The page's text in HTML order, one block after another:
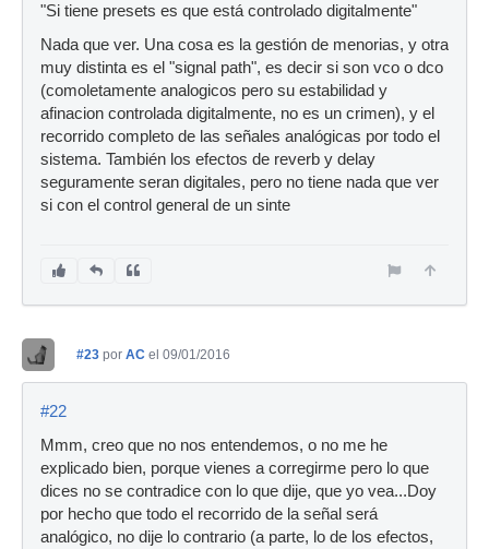
"Si tiene presets es que está controlado digitalmente"
Nada que ver. Una cosa es la gestión de menorias, y otra
muy distinta es el "signal path", es decir si son vco o dco
(comoletamente analogicos pero su estabilidad y
afinacion controlada digitalmente, no es un crimen), y el
recorrido completo de las señales analógicas por todo el
sistema. También los efectos de reverb y delay
seguramente seran digitales, pero no tiene nada que ver
si con el control general de un sinte
#23 por AC el 09/01/2016
#22
Mmm, creo que no nos entendemos, o no me he
explicado bien, porque vienes a corregirme pero lo que
dices no se contradice con lo que dije, que yo vea...Doy
por hecho que todo el recorrido de la señal será
analógico, no dije lo contrario (a parte, lo de los efectos,